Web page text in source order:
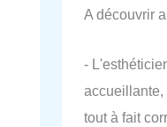
A découvrir
-
accueillante,
tout à fait